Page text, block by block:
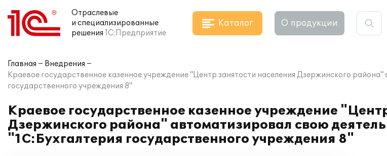
Отраслевые
и специализированные
решения 1С:Предприятие
Каталог О продукции
Главная
Внедрения
Краевое государственное казенное учреждение "Центр занятости населения Дзержинского
государственного учреждения 8"
Краевое государственное казенное учреждение
Дзержинского района" автоматизировал свою
"1С:Бухгалтерия государственного учреждения 8"